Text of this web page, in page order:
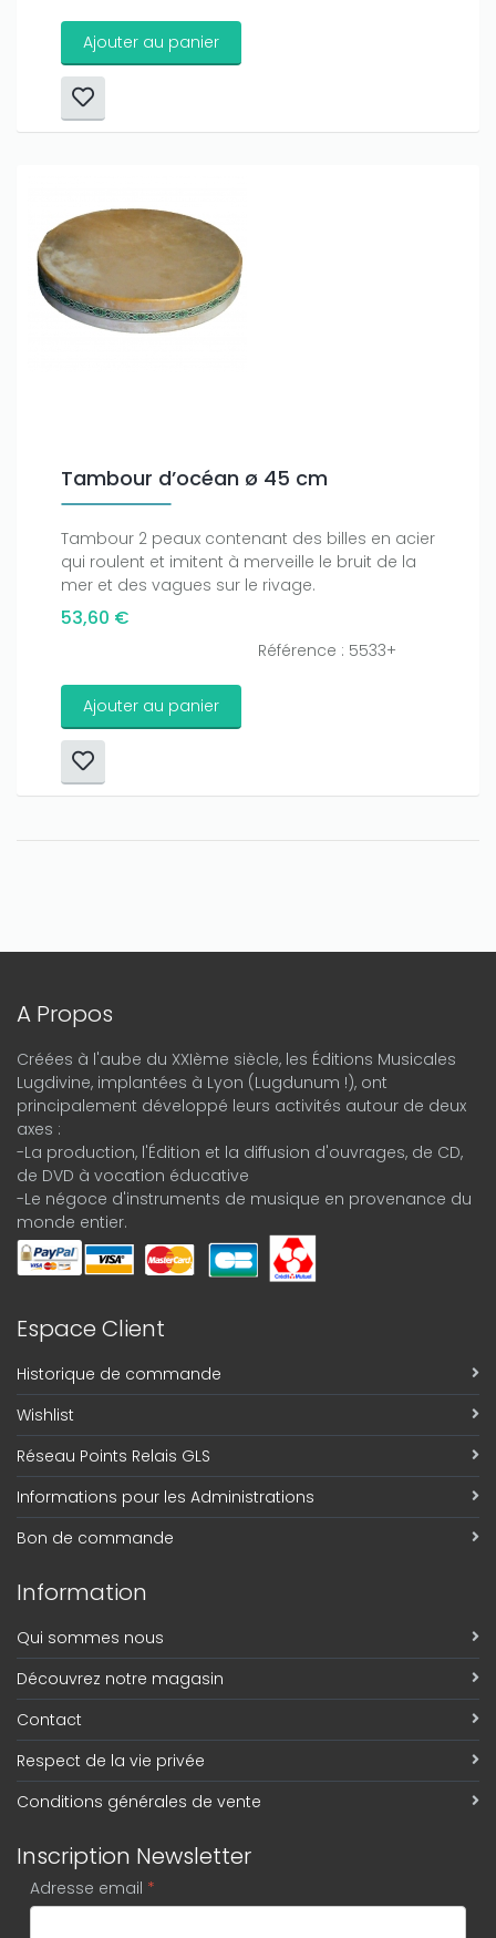
Ajouter au panier
Tambour d’océan ø 45 cm
Tambour 2 peaux contenant des billes en acier
qui roulent et imitent à merveille le bruit de la
mer et des vagues sur le rivage.
53,60 €
Référence : 5533+
Ajouter au panier
A Propos
Créées à l'aube du XXIème siècle, les Éditions Musicales
Lugdivine, implantées à Lyon (Lugdunum !), ont
principalement développé leurs activités autour de deux
axes :
-La production, l'Édition et la diffusion d'ouvrages, de CD,
de DVD à vocation éducative
-Le négoce d'instruments de musique en provenance du
monde entier.
Espace Client
Historique de commande
Wishlist
Réseau Points Relais GLS
Informations pour les Administrations
Bon de commande
Information
Qui sommes nous
Découvrez notre magasin
Contact
Respect de la vie privée
Conditions générales de vente
Inscription Newsletter
Adresse email *